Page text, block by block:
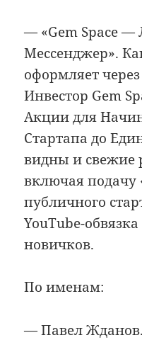
— «Gem Space
Мессенджер».
оформляет
Инвестор Gem
Акции для
Стартапа до
видны и свежие
включая подачу
публичного
YouTube-
новичков.
По именам:
— Павел